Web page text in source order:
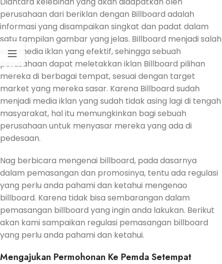
perusahaan dari beriklan dengan Billboard adalah
informasi yang disampaikan singkat dan padat dalam
satu tampilan gambar yang jelas. Billboard menjadi salah
satu media iklan yang efektif, sehingga sebuah
perusahaan dapat meletakkan iklan Billboard pilihan
mereka di berbagai tempat, sesuai dengan target
market yang mereka sasar. Karena Billboard sudah
menjadi media iklan yang sudah tidak asing lagi di tengah
masyarakat, hal itu memungkinkan bagi sebuah
perusahaan untuk menyasar mereka yang ada di
pedesaan.
Nag berbicara mengenai billboard, pada dasarnya
dalam pemasangan dan promosinya, tentu ada regulasi
yang perlu anda pahami dan ketahui mengenao
billboard. Karena tidak bisa sembarangan dalam
pemasangan billboard yang ingin anda lakukan. Berikut
akan kami sampaikan regulasi pemasangan billboard
yang perlu anda pahami dan ketahui.
Mengajukan Permohonan Ke Pemda Setempat